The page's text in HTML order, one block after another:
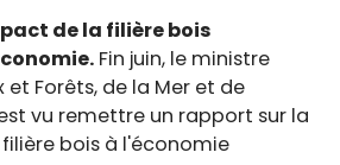
de la filière bois
Fin juin, le ministre
et Forêts, de la Mer et de
vu remettre un rapport sur la
bois à l'économie